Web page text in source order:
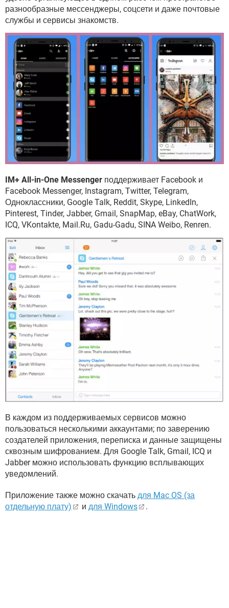
ВИДЕО GOOGLE
YANDEX
разнообразные мессенджеры, соцсети и даже почтовые
службы и сервисы знакомств.
IM+ All-in-One Messenger поддерживает Facebook и
Facebook Messenger, Instagram, Twitter, Telegram,
Одноклассники, Google Talk, Reddit, Skype, LinkedIn,
Pinterest, Tinder, Jabber, Gmail, SnapMap, eBay, ChatWork,
ICQ, VKontakte, Mail.Ru, Gadu-Gadu, SINA Weibo, Renren.
В каждом из поддерживаемых сервисов можно
пользоваться несколькими аккаунтами; по заверению
создателей приложения, переписка и данные защищены
сквозным шифрованием. Для Google Talk, Gmail, ICQ и
Jabber можно использовать функцию всплывающих
уведомлений.
Приложение также можно скачать для Mac OS (за
отдельную плату)
и для Windows .